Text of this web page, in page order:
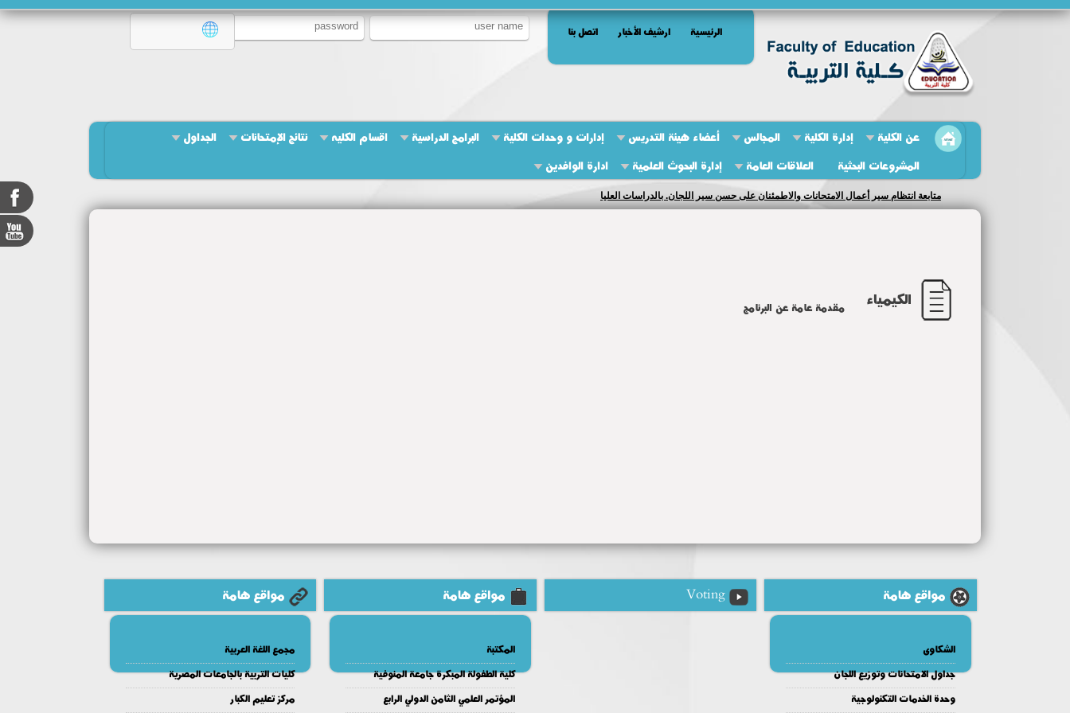
الرئيسية ارشيف الأخبار اتصل بنا
عن الكلية إدارة الكلية المجالس أعضاء هيئة التدريس إدارات و وحدات الكلية البرامج الدراسية اقسام الكليه نتائج الإمتحانات
الجداول
المشروعات البحثية
العلاقات العامة إدارة البحوث العلمية ادارة الوافدين
متابعة انتظام سير أعمال الامتحانات والاطمئنان على حسن سير اللجان. بالدراسات العليا
الكيمياء مقدمة عامة عن البرنامج
مواقع هامة
الشكاوى
جداول الامتحانات وتوزيع اللجان
وحدة الخدمات التكنولوجية
Voting مواقع هامة
المكتبة
كلية الطفولة المبكرة جامعة المنوفية
المؤتمر العلمي الثامن الدولي الرابع
مواقع هامة
مجمع اللغة العربية
كليات التربية بالجامعات المصرية
مركز تعليم الكبار